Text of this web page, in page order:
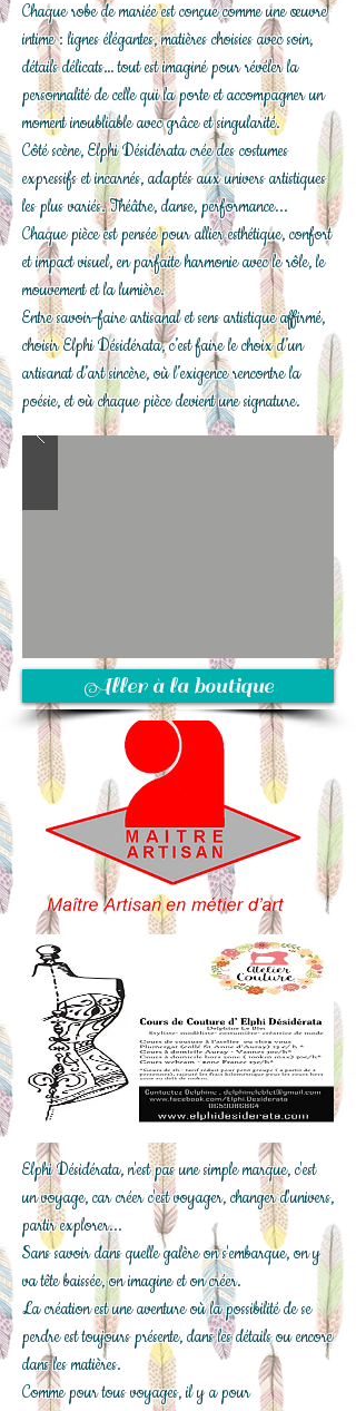
Chaque robe de mariée est conçue comme une œuvre
intime : lignes élégantes, matières choisies avec soin,
détails délicats… tout est imaginé pour révéler la
personnalité de celle qui la porte et accompagner un
moment inoubliable avec grâce et singularité.
Côté scène, Elphi Désidérata crée des costumes
expressifs et incarnés, adaptés aux univers artistiques
les plus variés. Théâtre, danse, performance...
Chaque pièce est pensée pour allier esthétique, confort
et impact visuel, en parfaite harmonie avec le rôle, le
mouvement et la lumière.
Entre savoir-faire artisanal et sens artistique affirmé,
choisir Elphi Désidérata, c’est faire le choix d’un
artisanat d’art sincère, où l’exigence rencontre la
poésie, et où chaque pièce devient une signature.
Aller à la boutique
Elphi Désidérata, n'est pas une simple marque, c'est
un voyage, car créer c'est voyager, changer d'univers,
partir explorer...
Sans savoir dans quelle galère on s'embarque, on y
va tête baissée, on imagine et on créer.
La création est une aventure où la possibilité de se
perdre est toujours présente, dans les détails ou encore
dans les matières.
Comme pour tous voyages, il y a pour